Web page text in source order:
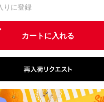
に登録